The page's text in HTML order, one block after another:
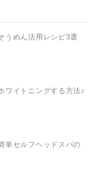
うめん活用レシピ3選
ワイトニングする方法♪
単セルフヘッドスパの